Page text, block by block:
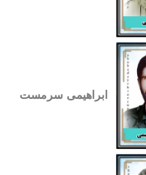
ابراهیمی سرمست